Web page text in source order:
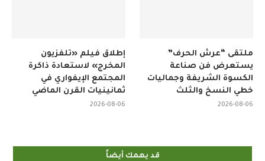
إطلاق فيلم «تلفزيون
المخرج» لاستعادة ذاكرة
المجتمع الإيفواري في
ثمانينيات القرن الماضي
2026-08-06
ملتقى “عرش الحرف”
يستعرض فن صناعة
الكسوة الشريفة وجماليات
خطي النسخ والثلث
2026-08-06
قد يهمك أيضاً